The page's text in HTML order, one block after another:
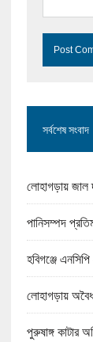
সর্বশেষ সংবাদ
লোহাগড়ায় জাল
পানিসম্পদ
হবিগঞ্জে
লোহাগড়ায়
পুরুষাঙ্গ কাটার